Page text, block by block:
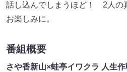
話し込んでしまうほど！ 2人の
お楽しみに。
番組概要
さや香新山×蛙亭イワクラ 人生